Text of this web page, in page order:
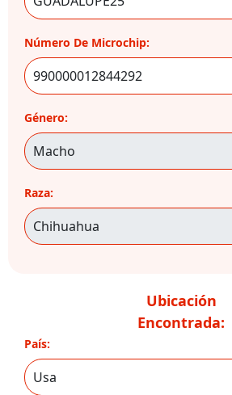
Número De Microchip:
Género:
Raza:
Ubicación
Encontrada:
País: